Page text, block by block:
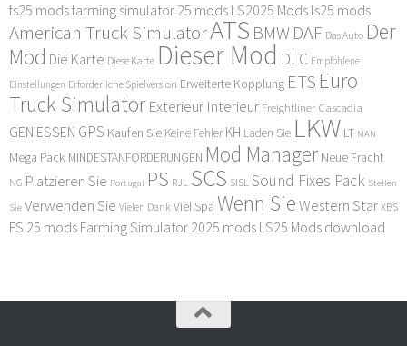
fs25 modsfarming simulator 25 mods LS2025 Mods ls25 mods
American Truck SimulatorATS BMW DAF Das Auto Der
Mod Die Karte Diese Karte Dieser Mod DLC Empfohlene
Einstellungen Erforderliche Spielversion Erweiterte Kopplung ETS Euro
Truck Simulator Exterieur Interieur Freightliner Cascadia
GENIESSEN GPS Kaufen Sie Keine Fehler KH Laden Sie LKW LT MAN
Mega Pack MINDESTANFORDERUNGEN Mod Manager Neue Fracht
NG Platzieren Sie Portugal PS RJL SCS SISLSound Fixes Pack Stellen
Sie Verwenden Sie Vielen Dank Viel Spa Wenn Sie Western Star XBS
FS 25 mods Farming Simulator 2025 mods LS25 Mods download